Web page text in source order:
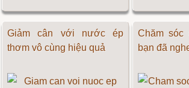
Giảm cân với nước ép
thơm vô cùng hiệu quả
Chăm sóc
bạn đã